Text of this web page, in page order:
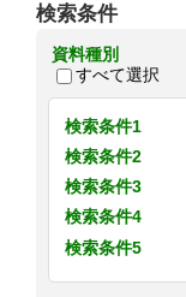
検索条件
資料種別
すべて選択
検索条件1
検索条件2
検索条件3
検索条件4
検索条件5